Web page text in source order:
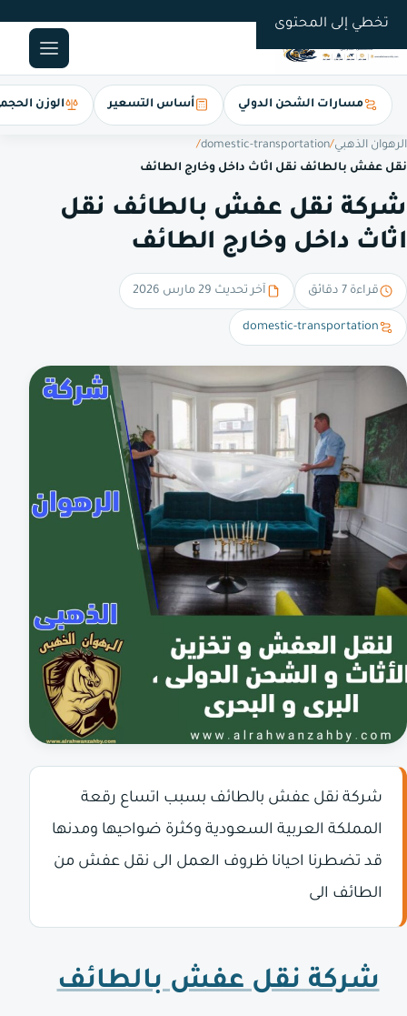
تخطي إلى المحتوى
مسارات الشحن الدولي أساس التسعير الوزن
الرهوان الذهبي/
domestic-transportation
/
نقل عفش بالطائف نقل اثاث داخل وخارج الطائف
شركة نقل عفش بالطائف نقل
اثاث داخل وخارج الطائف
قراءة 7 دقائق آخر تحديث 29 مارس 2026
domestic-transportation
شركة نقل عفش بالطائف بسبب اتساع رقعة
المملكة العربية السعودية وكثرة ضواحيها ومدنها
قد تضطرنا احيانا ظروف العمل الى نقل عفش من
الطائف الى
شركة نقل عفش بالطائف